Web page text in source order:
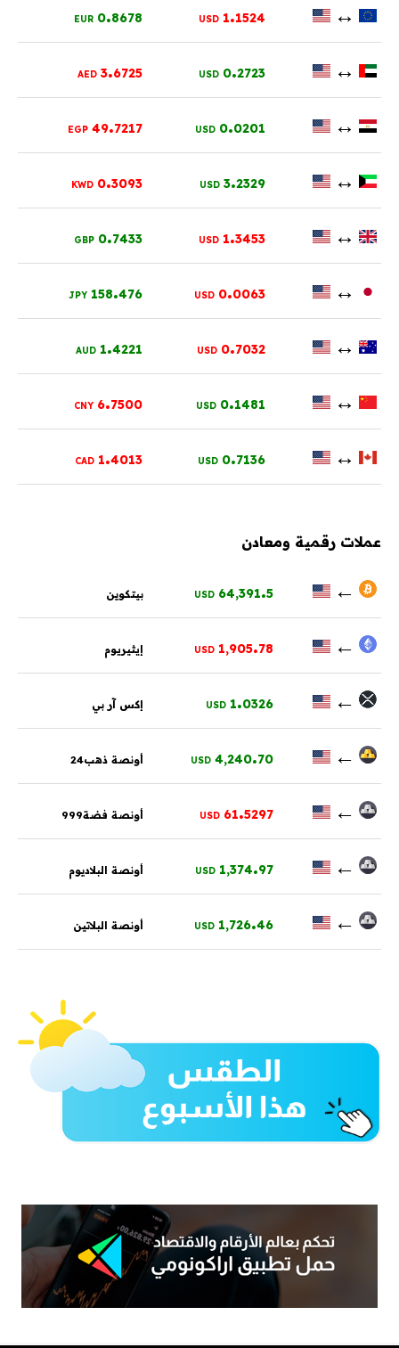
↔
1.1524
USD
0.8678
EUR
↔
0.2723
USD
3.6725
AED
↔
0.0201
USD
49.7217
EGP
↔
3.2329
USD
0.3093
KWD
↔
1.3453
USD
0.7433
GBP
↔
0.0063
USD
158.476
JPY
↔
0.7032
USD
1.4221
AUD
↔
0.1481
USD
6.7500
CNY
↔
0.7136
USD
1.4013
CAD
عملات رقمية ومعادن
←
64,391.5
USD بيتكوين
←
1,905.78
USD إيثيريوم
←
1.0326
USD إكس آر بي
←
4,240.70
USD أونصة ذهب24
←
61.5297
USD أونصة فضة999
←
1,374.97
USD أونصة البلاديوم
←
1,726.46
USD أونصة البلاتين